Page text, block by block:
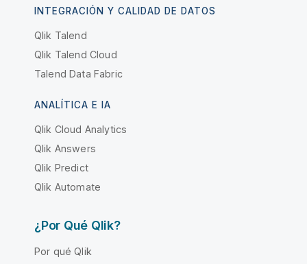
INTEGRACIÓN Y CALIDAD DE DATOS
Qlik Talend
Qlik Talend Cloud
Talend Data Fabric
ANALÍTICA E IA
Qlik Cloud Analytics
Qlik Answers
Qlik Predict
Qlik Automate
¿Por Qué Qlik?
Por qué Qlik